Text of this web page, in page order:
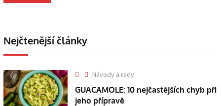
Nejčtenější články
Návody a rady
GUACAMOLE: 10 nejčastějších chyb při
jeho přípravě